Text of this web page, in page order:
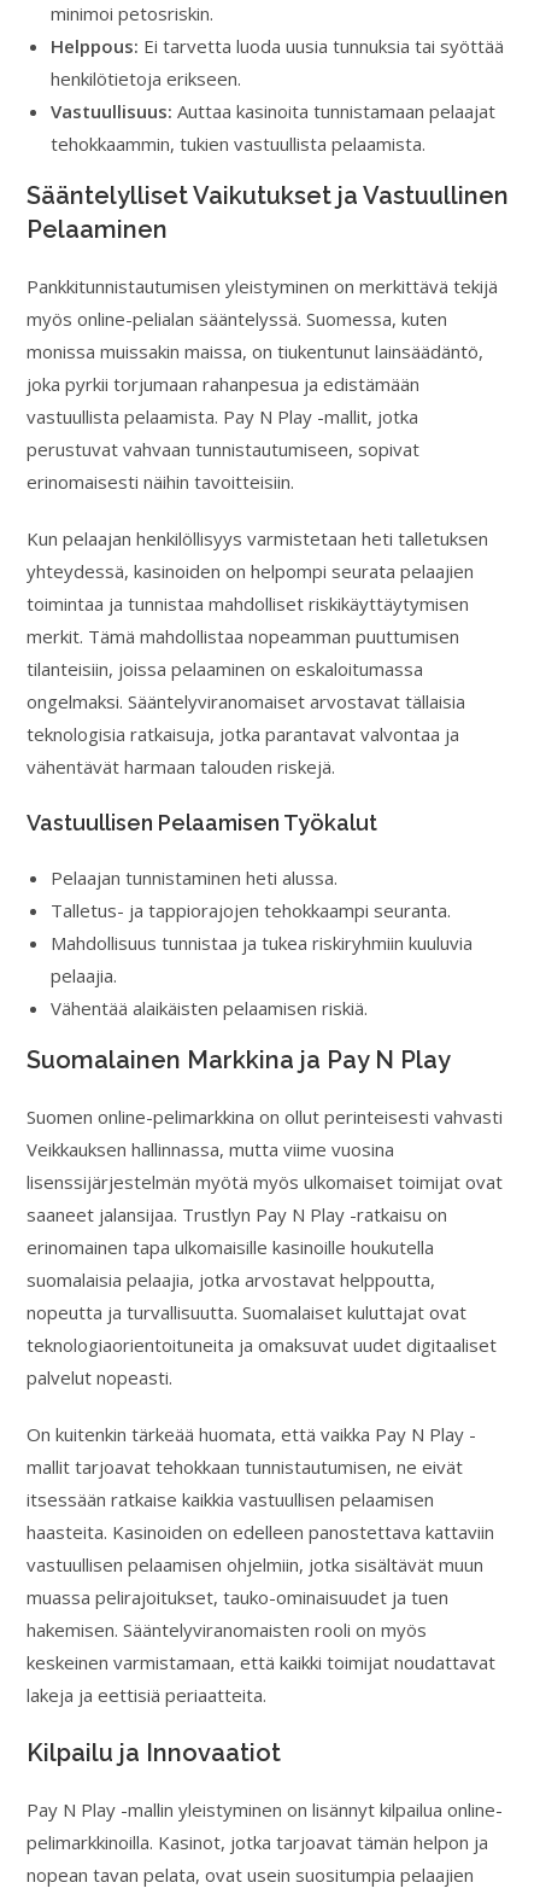
minimoi petosriskin.
Helppous: Ei tarvetta luoda uusia tunnuksia tai syöttää
henkilötietoja erikseen.
Vastuullisuus: Auttaa kasinoita tunnistamaan pelaajat
tehokkaammin, tukien vastuullista pelaamista.
Sääntelylliset Vaikutukset ja Vastuullinen
Pelaaminen
Pankkitunnistautumisen yleistyminen on merkittävä tekijä
myös online-pelialan sääntelyssä. Suomessa, kuten
monissa muissakin maissa, on tiukentunut lainsäädäntö,
joka pyrkii torjumaan rahanpesua ja edistämään
vastuullista pelaamista. Pay N Play -mallit, jotka
perustuvat vahvaan tunnistautumiseen, sopivat
erinomaisesti näihin tavoitteisiin.
Kun pelaajan henkilöllisyys varmistetaan heti talletuksen
yhteydessä, kasinoiden on helpompi seurata pelaajien
toimintaa ja tunnistaa mahdolliset riskikäyttäytymisen
merkit. Tämä mahdollistaa nopeamman puuttumisen
tilanteisiin, joissa pelaaminen on eskaloitumassa
ongelmaksi. Sääntelyviranomaiset arvostavat tällaisia
teknologisia ratkaisuja, jotka parantavat valvontaa ja
vähentävät harmaan talouden riskejä.
Vastuullisen Pelaamisen Työkalut
Pelaajan tunnistaminen heti alussa.
Talletus- ja tappiorajojen tehokkaampi seuranta.
Mahdollisuus tunnistaa ja tukea riskiryhmiin kuuluvia
pelaajia.
Vähentää alaikäisten pelaamisen riskiä.
Suomalainen Markkina ja Pay N Play
Suomen online-pelimarkkina on ollut perinteisesti vahvasti
Veikkauksen hallinnassa, mutta viime vuosina
lisenssijärjestelmän myötä myös ulkomaiset toimijat ovat
saaneet jalansijaa. Trustlyn Pay N Play -ratkaisu on
erinomainen tapa ulkomaisille kasinoille houkutella
suomalaisia pelaajia, jotka arvostavat helppoutta,
nopeutta ja turvallisuutta. Suomalaiset kuluttajat ovat
teknologiaorientoituneita ja omaksuvat uudet digitaaliset
palvelut nopeasti.
On kuitenkin tärkeää huomata, että vaikka Pay N Play -
mallit tarjoavat tehokkaan tunnistautumisen, ne eivät
itsessään ratkaise kaikkia vastuullisen pelaamisen
haasteita. Kasinoiden on edelleen panostettava kattaviin
vastuullisen pelaamisen ohjelmiin, jotka sisältävät muun
muassa pelirajoitukset, tauko-ominaisuudet ja tuen
hakemisen. Sääntelyviranomaisten rooli on myös
keskeinen varmistamaan, että kaikki toimijat noudattavat
lakeja ja eettisiä periaatteita.
Kilpailu ja Innovaatiot
Pay N Play -mallin yleistyminen on lisännyt kilpailua online-
pelimarkkinoilla. Kasinot, jotka tarjoavat tämän helpon ja
nopean tavan pelata, ovat usein suositumpia pelaajien